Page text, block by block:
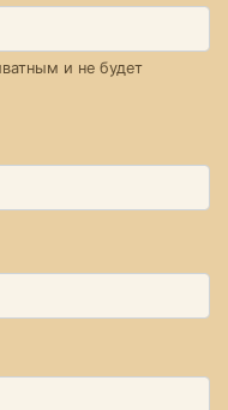
и не будет